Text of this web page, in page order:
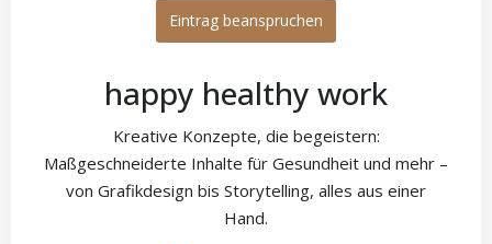
Eintrag beanspruchen
happy healthy work
Kreative Konzepte, die begeistern:
Maßgeschneiderte Inhalte für Gesundheit und mehr –
von Grafikdesign bis Storytelling, alles aus einer
Hand.